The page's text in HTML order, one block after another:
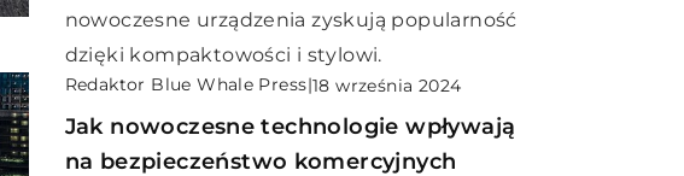
nowoczesne urządzenia zyskują popularność
dzięki kompaktowości i stylowi.
Redaktor Blue Whale Press|18 września 2024
Jak nowoczesne technologie wpływają
na bezpieczeństwo komercyjnych